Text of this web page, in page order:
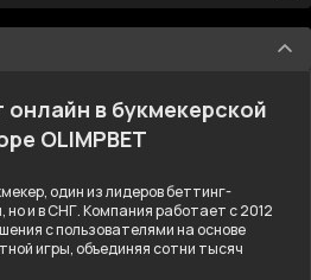
онлайн в букмекерской
OLIMPBET
один из лидеров беттинг-
но и в СНГ. Компания работает с 2012
с пользователями на основе
игры, объединяя сотни тысяч